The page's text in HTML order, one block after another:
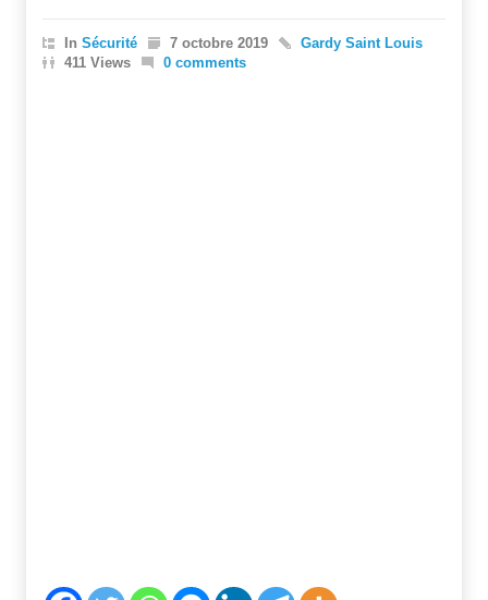
In Sécurité 7 octobre 2019
Gardy Saint Louis
411 Views
0 comments